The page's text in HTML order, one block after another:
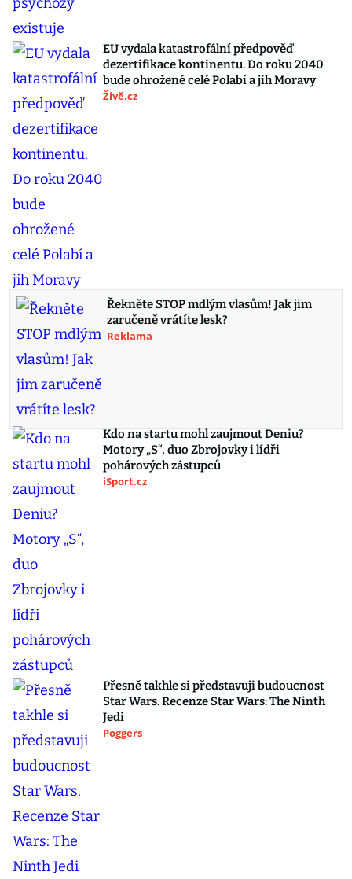
EU vydala katastrofální předpověď
dezertifikace kontinentu. Do roku 2040
bude ohrožené celé Polabí a jih Moravy
Živě.cz
Řekněte STOP mdlým vlasům! Jak jim
zaručeně vrátíte lesk?
Reklama
Kdo na startu mohl zaujmout Deniu?
Motory „S“, duo Zbrojovky i lídři
pohárových zástupců
iSport.cz
Přesně takhle si představuji budoucnost
Star Wars. Recenze Star Wars: The Ninth
Jedi
Poggers